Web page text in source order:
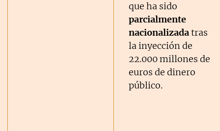
que ha sido
parcialmente
nacionalizadatras
la inyección de
22.000 millones de
euros de dinero
público.